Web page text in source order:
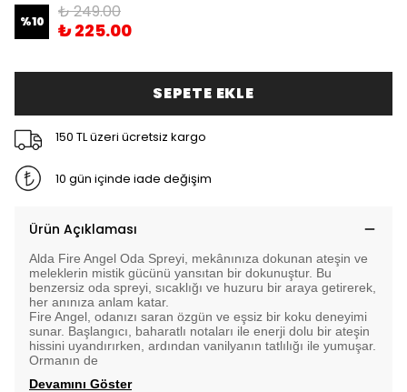
%10 ₺ 249.00
₺ 225.00
SEPETE EKLE
150 TL üzeri ücretsiz kargo
10 gün içinde iade değişim
Ürün Açıklaması
Alda Fire Angel Oda Spreyi, mekânınıza dokunan ateşin ve
meleklerin mistik gücünü yansıtan bir dokunuştur. Bu
benzersiz oda spreyi, sıcaklığı ve huzuru bir araya getirerek,
her anınıza anlam katar.
Fire Angel, odanızı saran özgün ve eşsiz bir koku deneyimi
sunar. Başlangıcı, baharatlı notaları ile enerji dolu bir ateşin
hissini uyandırırken, ardından vanilyanın tatlılığı ile yumuşar.
Ormanın de
Devamını Göster